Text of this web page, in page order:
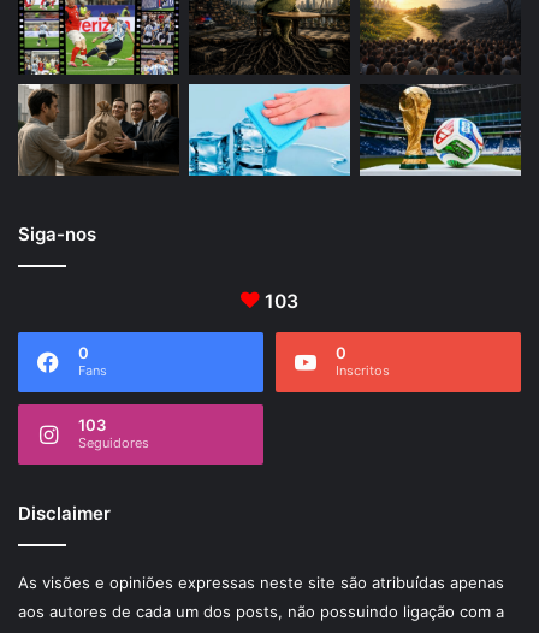
Siga-nos
103
0
Fans
0
Inscritos
103
Seguidores
Disclaimer
As visões e opiniões expressas neste site são atribuídas apenas
aos autores de cada um dos posts, não possuindo ligação com a